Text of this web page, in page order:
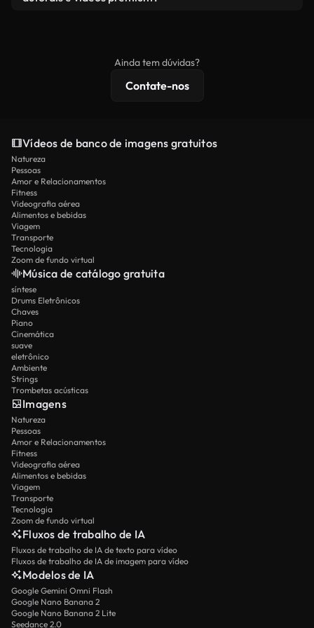
licenciamento estendidas.
Ainda tem dúvidas?
Contate-nos
Vídeos de banco de imagens gratuitos
Natureza
Pessoas
Amor e Relacionamentos
Fitness
Videografia aérea
Alimentos e bebidas
Viagem
Transporte
Tecnologia
Zoom de fundo virtual
Música de catálogo gratuita
síntese
Drums Eletrônicos
Chaves
Piano
Cinemática
suave
eletrônico
Ambiente
Strings
Trombetas acústicas
Imagens
Natureza
Pessoas
Amor e Relacionamentos
Fitness
Videografia aérea
Alimentos e bebidas
Viagem
Transporte
Tecnologia
Zoom de fundo virtual
Fluxos de trabalho de IA
Fluxos de trabalho de IA de texto para vídeo
Fluxos de trabalho de IA de imagem para vídeo
Modelos de IA
Google Gemini Omni Flash
Google Nano Banana 2
Google Nano Banana 2 Lite
Seedance 2.0